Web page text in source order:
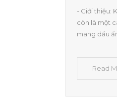
- Giới thiệu:
còn là một
mang dấu
Read